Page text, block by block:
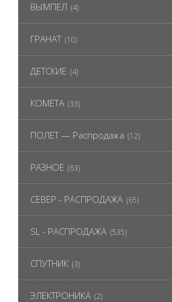
ВЫМПЕЛ (4)
ГРАНАТ (10)
ДЕТСКИЕ (4)
КОМЕТА (33)
ПОЛЕТ — Распродажа (12)
РАЗНОЕ (63)
СЕВЕР - РАСПРОДАЖА (65)
SL - РАСПРОДАЖА (535)
СПУТНИК (3)
ЭЛЕКТРОНИКА (2)